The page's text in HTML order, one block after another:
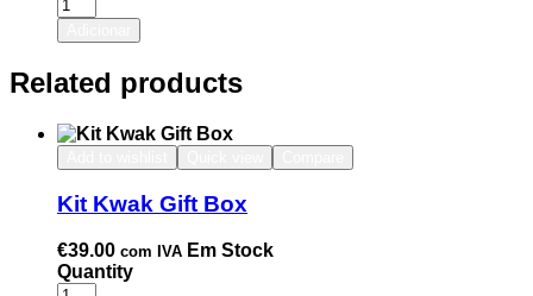
Related products
Kit Kwak Gift Box
€39.00 com IVA Em Stock
Quantity